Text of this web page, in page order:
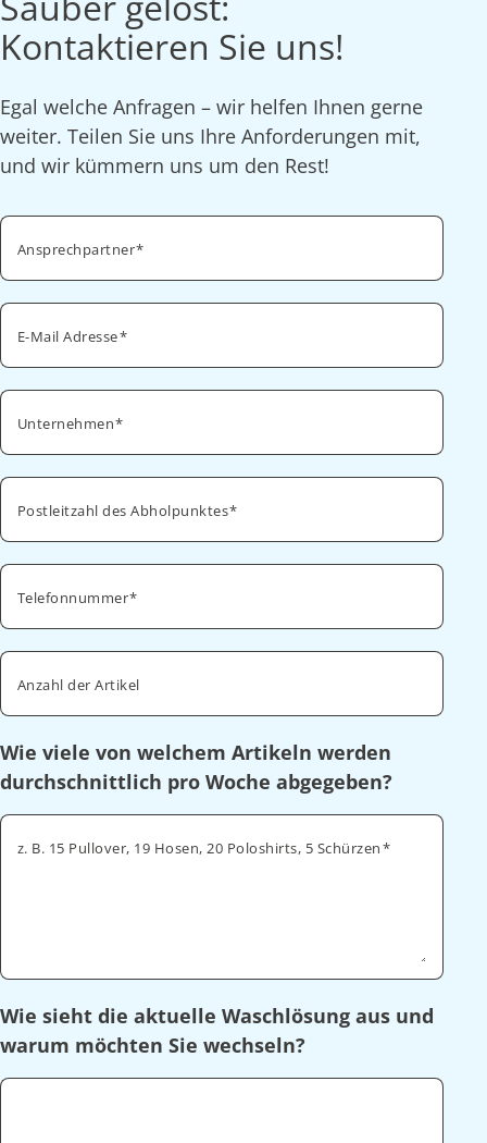
Kontaktieren Sie uns!
Egal welche Anfragen – wir helfen Ihnen gerne
weiter. Teilen Sie uns Ihre Anforderungen mit,
und wir kümmern uns um den Rest!
Ansprechpartner
E-Mail Adresse
Unternehmen
Postleitzahl des Abholpunktes
Telefonnummer
Anzahl der Artikel
Wie viele von welchem Artikeln werden
durchschnittlich pro Woche abgegeben?
z. B. 15 Pullover, 19 Hosen, 20 Poloshirts, 5 Schürzen
Wie sieht die aktuelle Waschlösung aus und
warum möchten Sie wechseln?